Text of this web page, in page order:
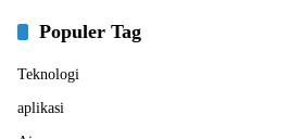
Populer Tag
Teknologi
aplikasi